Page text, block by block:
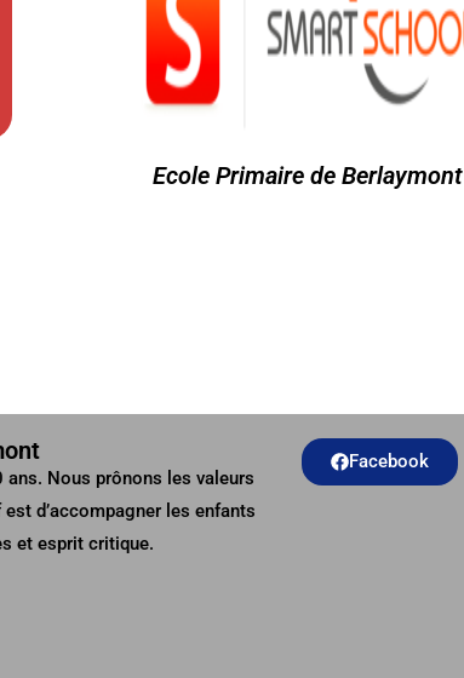
Ecole Primaire de Berlaymont
ans. Nous prônons les valeurs
d’accompagner les enfants
et esprit critique.
Facebook